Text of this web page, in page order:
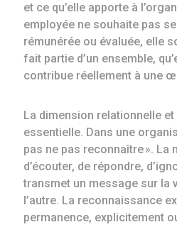
et ce qu’elle apporte à
employée ne souhaite pas
rémunérée ou évaluée, elle
fait partie d’un ensemble,
contribue réellement à une
La dimension relationnelle
essentielle. Dans une
pas ne pas reconnaître ». La
d’écouter, de répondre,
transmet un message sur la
l’autre. La reconnaissance
permanence, explicitement